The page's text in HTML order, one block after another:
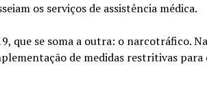
os serviços de assistência médica.
que se soma a outra: o narcotráfico.
de medidas restritivas para